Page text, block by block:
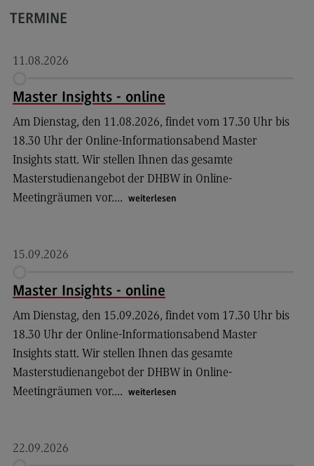
Modulangebot
Kontakt
Sales and Negotiation
Sales and Negotiation
Modulangebot
Berufsperspektiven
Kontakt
Berufsperspektiven
Kontakt
Supply Chain Management, Logistics,
TERMINE
11.08.2026
Master Insights - online
Am Dienstag, den 11.08.2026, findet vom 17.30 Uhr bis
18.30 Uhr der Online-Informationsabend Master
Insights statt. Wir stellen Ihnen das gesamte
Masterstudienangebot der DHBW in Online-
Meetingräumen vor.... weiterlesen
15.09.2026
Master Insights - online
Am Dienstag, den 15.09.2026, findet vom 17.30 Uhr bis
18.30 Uhr der Online-Informationsabend Master
Insights statt. Wir stellen Ihnen das gesamte
Masterstudienangebot der DHBW in Online-
Meetingräumen vor.... weiterlesen
22.09.2026